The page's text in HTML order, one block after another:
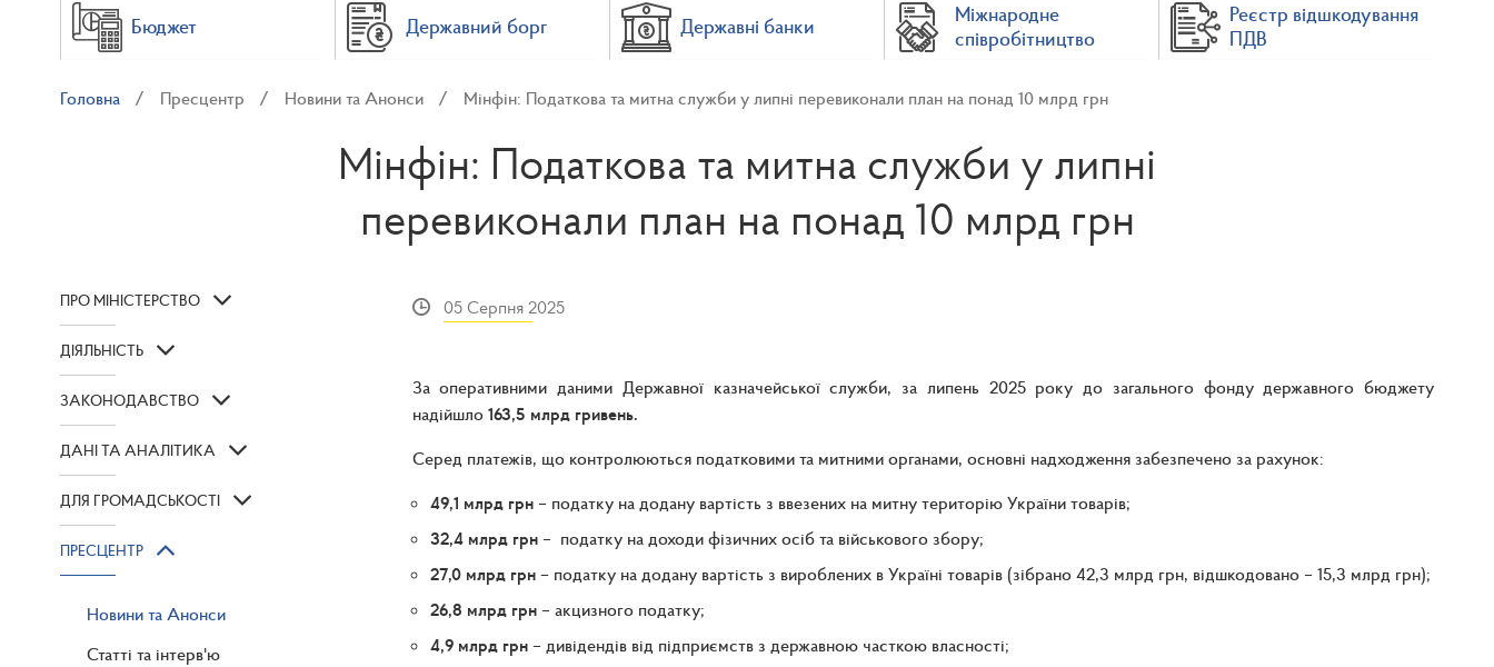
Бюджет Державний борг Державні банки
Міжнародне
співробітництво
Реєстр відшкодування
ПДВ
Головна Пресцентр Новини та Анонси Мінфін: Податкова та митна служби у липні перевиконали план на понад 10 млрд грн
Мінфін: Податкова та митна служби у липні
перевиконали план на понад 10 млрд грн
ПРО МІНІСТЕРСТВО
ДІЯЛЬНІСТЬ
ЗАКОНОДАВСТВО
ДАНІ ТА АНАЛІТИКА
ДЛЯ ГРОМАДСЬКОСТІ
ПРЕСЦЕНТР
Новини та Анонси
Статті та інтерв'ю
05 Серпня 2025
За оперативними даними Державної казначейської служби, за липень 2025 року до загального фонду державного бюджету
надійшло 163,5 млрд гривень.
Серед платежів, що контролюються податковими та митними органами, основні надходження забезпечено за рахунок:
49,1 млрд грн– податку на додану вартість з ввезених на митну територію України товарів;
32,4 млрд грн– податку на доходи фізичних осіб та військового збору;
27,0 млрд грн– податку на додану вартість з вироблених в Україні товарів (зібрано 42,3 млрд грн, відшкодовано – 15,3 млрд грн);
26,8 млрд грн– акцизного податку;
4,9 млрд грн– дивідендів від підприємств з державною часткою власності;